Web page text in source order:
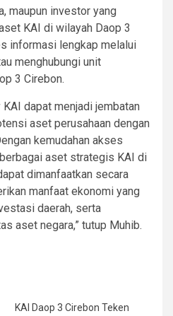
maupun investor yang
KAI di wilayah Daop 3
informasi lengkap melalui
menghubungi unit
3 Cirebon.
dapat menjadi jembatan
aset perusahaan dengan
kemudahan akses
aset strategis KAI di
dimanfaatkan secara
manfaat ekonomi yang
daerah, serta
aset negara,” tutup Muhib.
KAI Daop 3 Cirebon Teken